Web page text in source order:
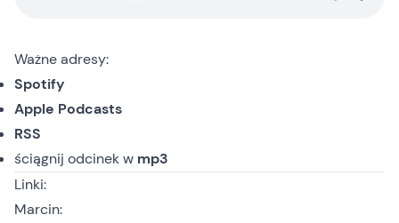
Ważne adresy:
Spotify
Apple Podcasts
RSS
ściągnij odcinekw mp3
Linki:
Marcin: